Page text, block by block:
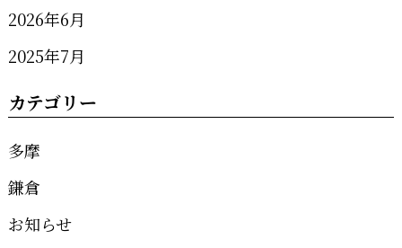
2026年6月
2025年7月
カテゴリー
多摩
鎌倉
お知らせ